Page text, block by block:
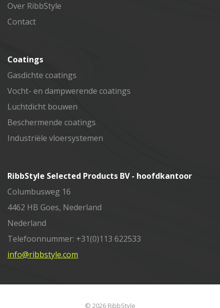
Over RibbStyle
Contact
Coatings
Gasdichte coatings
Vocht- en dampwerende coatings
Luchtdicht bouwen
Beschermende coatings
Industriële vloersystemen
RibbStyle Selected Products BV - hoofdkantoor
Columbusweg 16
4462 HB Goes, Nederland
Nederland
Telefoonnummer: +31(0)113 622533
info@ribbstyle.com
© 2026 RibbStyle